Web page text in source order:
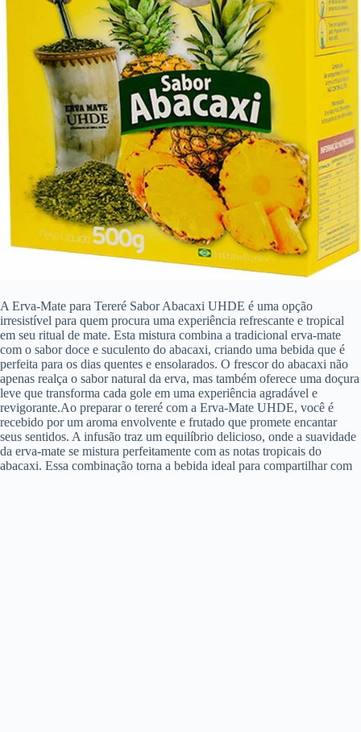
A Erva-Mate para Tereré Sabor Abacaxi UHDE é uma opção
irresistível para quem procura uma experiência refrescante e tropical
em seu ritual de mate. Esta mistura combina a tradicional erva-mate
com o sabor doce e suculento do abacaxi, criando uma bebida que é
perfeita para os dias quentes e ensolarados. O frescor do abacaxi não
apenas realça o sabor natural da erva, mas também oferece uma doçura
leve que transforma cada gole em uma experiência agradável e
revigorante.Ao preparar o tereré com a Erva-Mate UHDE, você é
recebido por um aroma envolvente e frutado que promete encantar
seus sentidos. A infusão traz um equilíbrio delicioso, onde a suavidade
da erva-mate se mistura perfeitamente com as notas tropicais do
abacaxi. Essa combinação torna a bebida ideal para compartilhar com